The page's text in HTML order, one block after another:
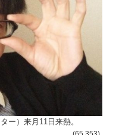
ー）来月11日来熱。